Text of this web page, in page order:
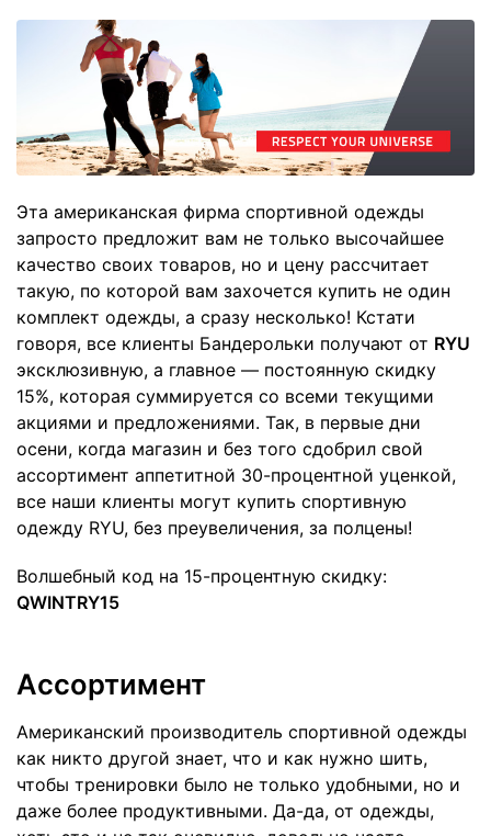
Эта американская фирма спортивной одежды
запросто предложит вам не только высочайшее
качество своих товаров, но и цену рассчитает
такую, по которой вам захочется купить не один
комплект одежды, а сразу несколько! Кстати
говоря, все клиенты Бандерольки получают от RYU
эксклюзивную, а главное — постоянную скидку
15%, которая суммируется со всеми текущими
акциями и предложениями. Так, в первые дни
осени, когда магазин и без того сдобрил свой
ассортимент аппетитной 30-процентной уценкой,
все наши клиенты могут купить спортивную
одежду RYU, без преувеличения, за полцены!
Волшебный код на 15-процентную скидку:
QWINTRY15
Ассортимент
Американский производитель спортивной одежды
как никто другой знает, что и как нужно шить,
чтобы тренировки было не только удобными, но и
даже более продуктивными. Да-да, от одежды,